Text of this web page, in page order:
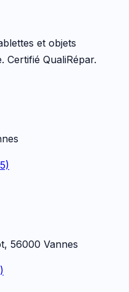
et objets
Certifié QualiRépar.
56000 Vannes